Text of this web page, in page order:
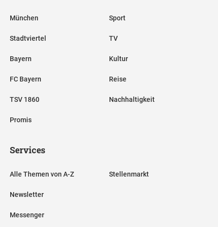
München
Stadtviertel
Bayern
FC Bayern
TSV 1860
Promis
Sport
TV
Kultur
Reise
Nachhaltigkeit
Services
Alle Themen von A-Z
Newsletter
Messenger
Stellenmarkt